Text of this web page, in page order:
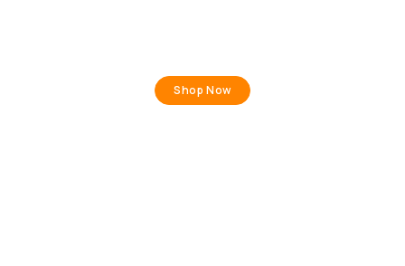
Shop Now